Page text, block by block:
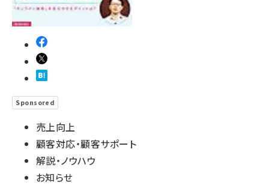
Sponsored
売上向上
顧客対応・顧客サポート
解説・ノウハウ
お知らせ